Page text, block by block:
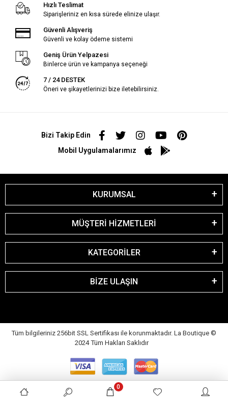
Hızlı Teslimat
Siparişleriniz en kısa sürede elinize ulaşır.
Güvenli Alışveriş
Güvenli ve kolay ödeme sistemi
Geniş Ürün Yelpazesi
Binlerce ürün ve kampanya seçeneği
7 / 24 DESTEK
Öneri ve şikayetlerinizi bize iletebilirsiniz.
Bizi Takip Edin
Mobil Uygulamalarımız
KURUMSAL
MÜŞTERİ HİZMETLERİ
KATEGORİLER
BİZE ULAŞIN
Tüm bilgileriniz 256bit SSL Sertifikası ile korunmaktadır. La Boutique ©
2024 Tüm Hakları Saklıdır
0